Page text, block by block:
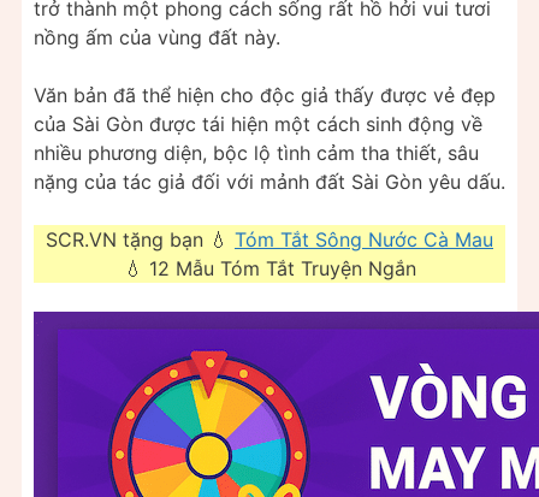
trở thành một phong cách sống rất hồ hởi vui tươi
nồng ấm của vùng đất này.
Văn bản đã thể hiện cho độc giả thấy được vẻ đẹp
của Sài Gòn được tái hiện một cách sinh động về
nhiều phương diện, bộc lộ tình cảm tha thiết, sâu
nặng của tác giả đối với mảnh đất Sài Gòn yêu dấu.
SCR.VN tặng bạn 💧 Tóm Tắt Sông Nước Cà Mau
💧 12 Mẫu Tóm Tắt Truyện Ngắn